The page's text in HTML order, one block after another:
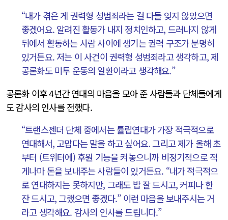
“내가 겪은 게 권력형 성범죄라는 걸 다들 잊지 않았으면
좋겠어요. 알려진 활동가 내지 정치인하고, 드러나지 않게
뒤에서 활동하는 사람 사이에 생기는 권력 구조가 분명히
있거든요. 저는 이 사건이 권력형 성범죄라고 생각하고, 제
공론화도 미투 운동의 일환이라고 생각해요.”
공론화 이후 4년간 연대의 마음을 모아 준 사람들과 단체들에게
도 감사의 인사를 전했다.
“트랜스젠더 단체 중에서는 튤립연대가 가장 적극적으로
연대해서, 고맙다는 말을 하고 싶어요. 그리고 제가 올해 초
부터 (트위터에) 후원 기능을 켜놓으니까 비정기적으로 적
게나마 돈을 보내주는 사람들이 있거든요. “내가 적극적으
로 연대하지는 못하지만, 그래도 밥 잘 드시고, 커피나 한
잔 드시고, 그랬으면 좋겠다.” 이런 마음을 보내주시는 거
라고 생각해요. 감사의 인사를 드립니다.”